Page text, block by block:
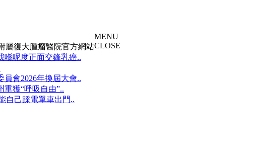
屬復大腫瘤醫院官方網站
喺呢度正面交鋒乳癌..
會2026年換屆大會..
獲“呼吸自由”..
自己踩電單車出門..
MENU
CLOSE